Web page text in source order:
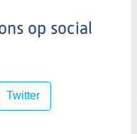
op social
Twitter